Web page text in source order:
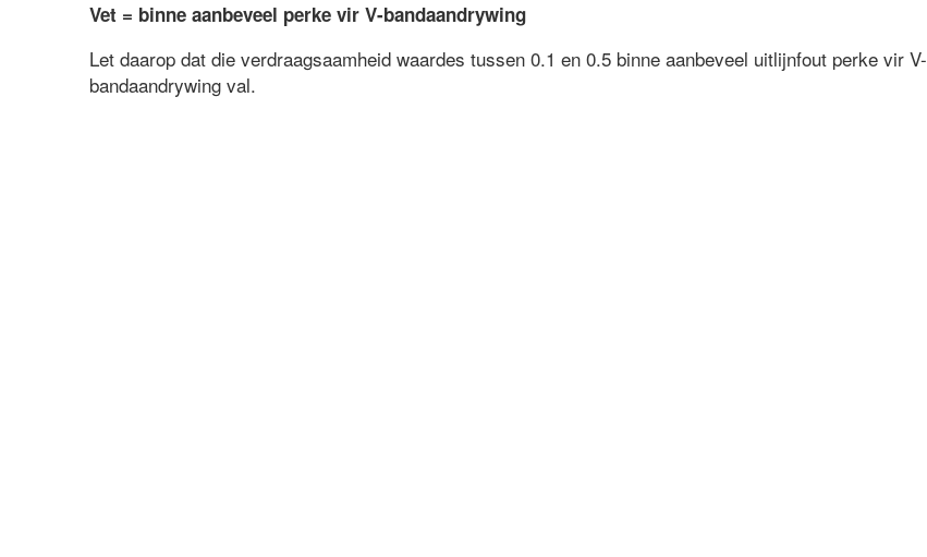
Vet = binne aanbeveel perke vir V-bandaandrywing
Let daarop dat die verdraagsaamheid waardes tussen 0.1 en 0.5 binne aanbeveel uitlijnfout perke vir V-
bandaandrywing val.